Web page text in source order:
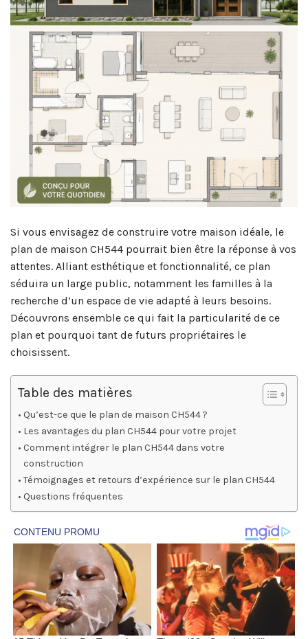
Si vous envisagez de construire votre maison idéale, le
plan de maison CH544 pourrait bien être la réponse à vos
attentes. Alliant esthétique et fonctionnalité, ce plan
séduira un large public, notamment les familles à la
recherche d’un espace de vie adapté à leurs besoins.
Découvrons ensemble ce qui fait la particularité de ce
plan et pourquoi tant de futurs propriétaires le
choisissent.
Table des matières
Qu’est-ce que le plan de maison CH544 ?
Les avantages du plan CH544 pour votre projet
Comment intégrer le plan CH544 dans votre
construction
Témoignages et retours d’expérience sur le plan CH544
Questions fréquentes